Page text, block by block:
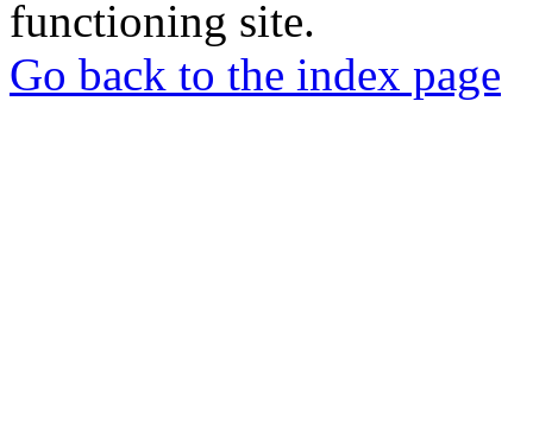
functioning site.
Go back to the index page